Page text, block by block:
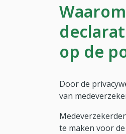
op de
Door de
van
te maken voor de